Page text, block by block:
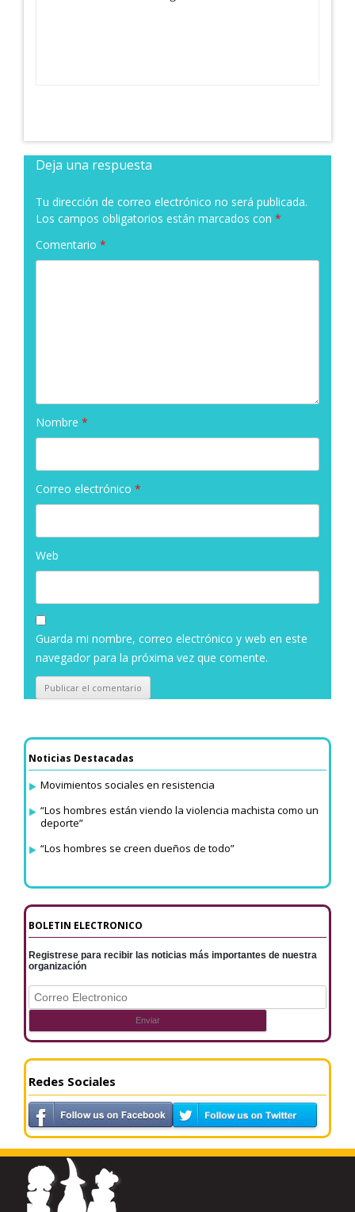
Deja una respuesta
Tu dirección de correo electrónico no será publicada.
Los campos obligatorios están marcados con *
Comentario *
Nombre *
Correo electrónico *
Web
Guarda mi nombre, correo electrónico y web en este
navegador para la próxima vez que comente.
Noticias Destacadas
Movimientos sociales en resistencia
“Los hombres están viendo la violencia machista como un
deporte”
“Los hombres se creen dueños de todo”
BOLETIN ELECTRONICO
Registrese para recibir las noticias más importantes de nuestra
organización
Redes Sociales